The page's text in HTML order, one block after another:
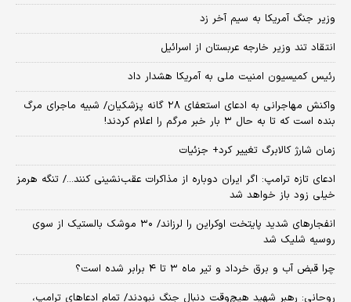
وزیر جنگ آمریکا به سیم آخر زد
انتقاد تند وزیر خارجه عربستان از اسرائیل
رئیس کمیسیون امنیت ملی به آمریکا هشدار داد
واکنش مهاجرانی به ادعای استعفای ۲۸ گانه پزشکیان/ شبیه ماجرای مرگ
بنده است که تا به حال ۳ بار خبر مرگم را اعلام کردند!
زمان شارژ کالابرگ تغییر کرد+ جزئیات
ادعای تازه ترامپ: اگر ایران دوباره از مذاکرات عقب‌نشینی کنند.../ تنگه هرمز
خیلی زود باز خواهد شد
انفجارهای شدید پایتخت اوکراین را لرزاند/ ۳۰ موشک بالستیک از سوی
روسیه شلیک شد
چرا قبض آب و برق خرداد و تیر ماه ۳ تا ۴ برابر شده است؟
روحانی: رهبر شهید هیچ‌وقت دنبال جنگ نبودند/ تمام ادعاهای ترامپ،